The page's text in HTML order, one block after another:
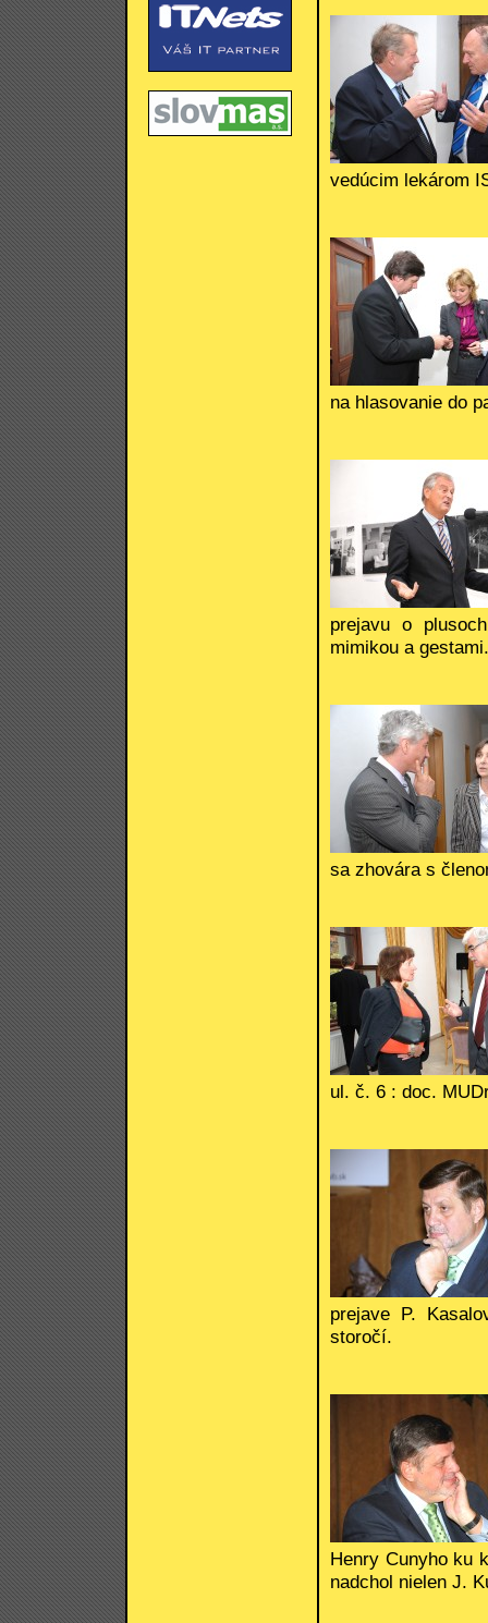
vedúcim lekárom
na hlasovanie do
prejavu o
mimikou a gestami.
sa zhovára s
ul. č. 6 : doc.
prejave P.
storočí.
Henry Cunyho ku
nadchol nielen J.